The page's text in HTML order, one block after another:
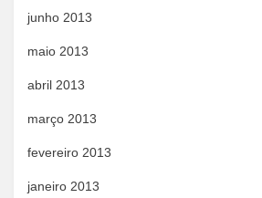
junho 2013
maio 2013
abril 2013
março 2013
fevereiro 2013
janeiro 2013